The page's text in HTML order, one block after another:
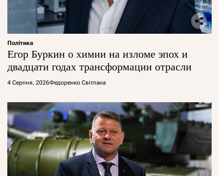
Політика
Егор Буркин о химии на изломе эпох и
двадцати годах трансформации отрасли
4 Серпня, 2026Федоренко Світлана